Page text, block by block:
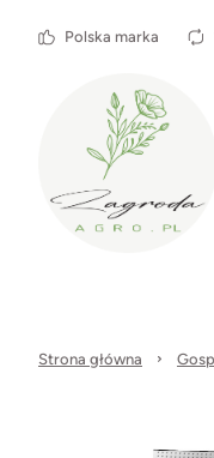
Polska marka
Strona główna